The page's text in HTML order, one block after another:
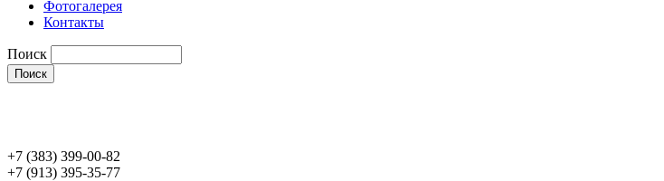
Фотогалерея
Контакты
Поиск
+7 (383) 399-00-82
+7 (913) 395-35-77